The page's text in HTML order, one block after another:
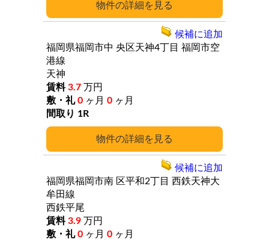
詳細
詳細
福岡県福岡市中 央区天神4丁目 福岡市空
港線
天神
3.7 万円
0 ヶ月 0 ヶ月
1R
候補に追加
福岡県福岡市南 区平和2丁目 西鉄天神大
牟田線
西鉄平尾
3.9 万円
0 ヶ月 0 ヶ月
候補に追加